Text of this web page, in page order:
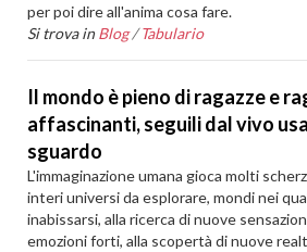
per poi dire all'anima cosa fare.
Si trova in Blog /Tabulario
Il mondo è pieno di ragazze e
affascinanti, seguili dal vivo
sguardo
L'immaginazione umana gioca molti
interi universi da esplorare, mondi nei
inabissarsi, alla ricerca di nuove
emozioni forti, alla scopertà di nuove